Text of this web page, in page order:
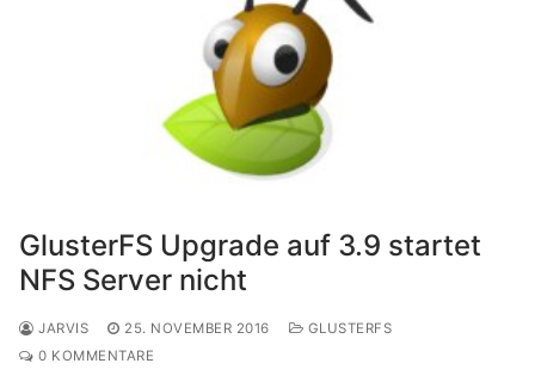
GlusterFS Upgrade auf 3.9 startet
NFS Server nicht
JARVIS 25. NOVEMBER 2016
GLUSTERFS
0 KOMMENTARE